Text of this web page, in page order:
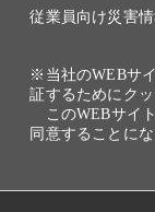
従業員向け災害
※当社のWEBサ
証するためにク
このWEBサイ
同意することにな